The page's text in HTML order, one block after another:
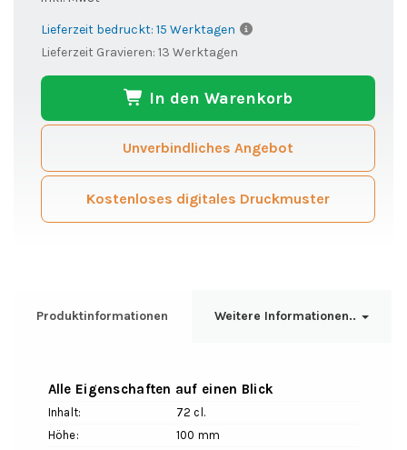
Lieferzeit bedruckt: 15 Werktagen
Lieferzeit Gravieren: 13 Werktagen
In den Warenkorb
Unverbindliches Angebot
Kostenloses digitales Druckmuster
Produktinformationen Weitere Informationen..
Alle Eigenschaften auf einen Blick
Inhalt:
72 cl.
Höhe:
100 mm